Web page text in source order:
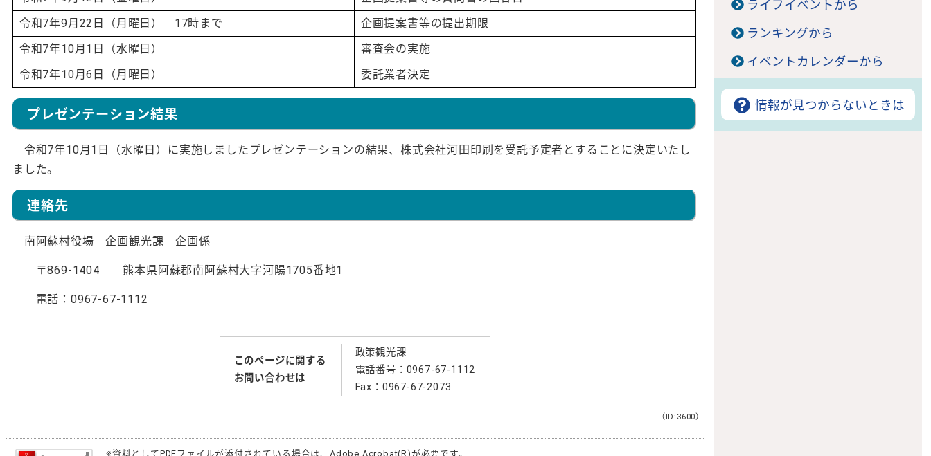
令和7年9月22日（月曜日） 17時まで
企画提案書等の提出期限
令和7年10月1日（水曜日）
審査会の実施
令和7年10月6日（月曜日）
委託業者決定
プレゼンテーション結果
令和7年10月1日（水曜日）に実施しましたプレゼンテーションの結果、株式会社河田印刷を受託予定者とすることに決定いたし
ました。
連絡先
南阿蘇村役場 企画観光課 企画係
〒869-1404 熊本県阿蘇郡南阿蘇村大字河陽1705番地1
電話：0967-67-1112
このページに関する
お問い合わせは
政策観光課
電話番号： 0967-67-1112
Fax：0967-67-2073
（ID:3600）
※資料としてPDFファイルが添付されている場合は、Adobe Acrobat(R)が必要です。
ライフイベントから
ランキングから
イベントカレンダーから
情報が見つからないときは